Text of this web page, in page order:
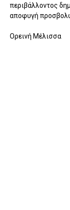
περιβάλλοντος
αποφυγή
Ορεινή Μέλισσα